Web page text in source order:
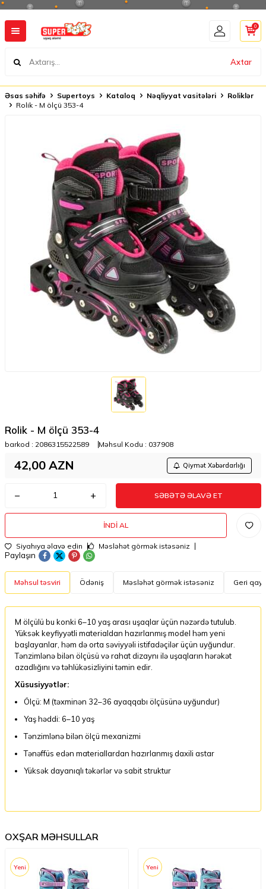
Axtar
0
Əsas səhifə Supertoys Kataloq Nəqliyyat vasitələri
Roliklər
Rolik - M ölçü 353-4
Rolik - M ölçü 353-4
barkod : 2086315522589 Məhsul Kodu : 037908
42,00 AZN Qiymət Xəbərdarlığı
SƏBƏTƏ ƏLAVƏ ET
İNDI AL
Siyahıya əlavə edin Məsləhət görmək istəsəniz
Paylaşın
Məhsul təsviri Ödəniş Məsləhət görmək istəsəniz Geri
M ölçülü bu konki 6–10 yaş arası uşaqlar üçün nəzərdə tutulub.
Yüksək keyfiyyətli materialdan hazırlanmış model həm yeni
başlayanlar, həm də orta səviyyəli istifadəçilər üçün uyğundur.
Tənzimlənə bilən ölçüsü və rahat dizaynı ilə uşaqların hərəkət
azadlığını və təhlükəsizliyini təmin edir.
Xüsusiyyətlər:
Ölçü: M (təxminən 32–36 ayaqqabı ölçüsünə uyğundur)
Yaş həddi: 6–10 yaş
Tənzimlənə bilən ölçü mexanizmi
Tənəffüs edən materiallardan hazırlanmış daxili astar
Yüksək dayanıqlı təkərlər və sabit struktur
OXŞAR MƏHSULLAR
Yeni Yeni